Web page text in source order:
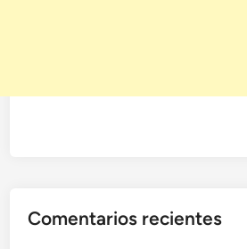
Comentarios recientes